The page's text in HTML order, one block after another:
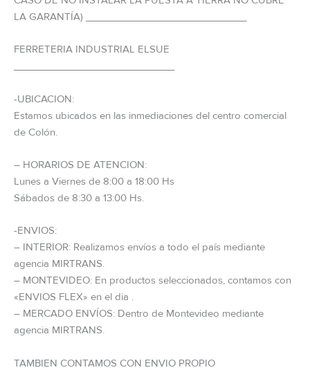
LA GARANTÍA) _____________________________
FERRETERIA INDUSTRIAL ELSUE
-UBICACION:
Estamos ubicados en las inmediaciones del centro comercial
de Colón.
– HORARIOS DE ATENCION:
Lunes a Viernes de 8:00 a 18:00 Hs
Sábados de 8:30 a 13:00 Hs.
-ENVIOS:
– INTERIOR: Realizamos envíos a todo el país mediante
agencia MIRTRANS.
– MONTEVIDEO: En productos seleccionados, contamos con
«ENVIOS FLEX» en el dia .
– MERCADO ENVÍOS: Dentro de Montevideo mediante
agencia MIRTRANS.
TAMBIEN CONTAMOS CON ENVIO PROPIO